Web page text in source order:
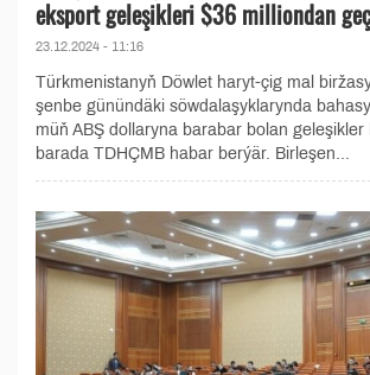
eksport geleşikleri $36 milliondan
23.12.2024 - 11:16
Türkmenistanyň Döwlet haryt-çig mal
şenbe günündäki söwdalaşyklarynda
müň ABŞ dollaryna barabar bolan geleşikler
barada TDHÇMB habar berýär. Birleşen...